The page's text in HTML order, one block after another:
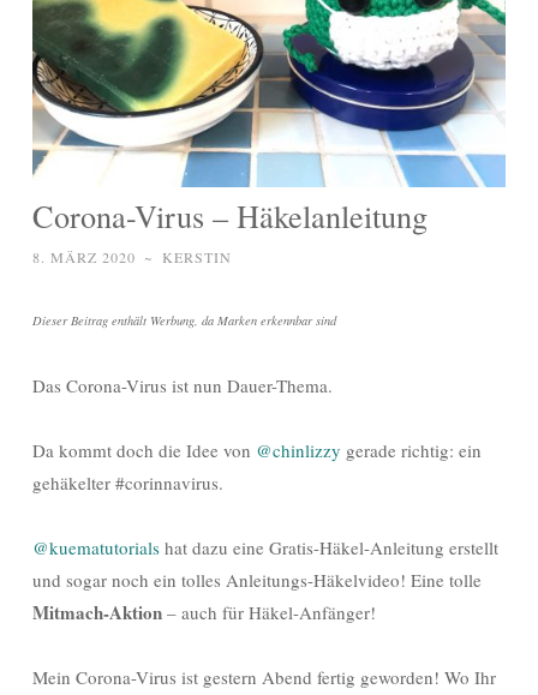
Corona-Virus – Häkelanleitung
8. MÄRZ 2020 ~ KERSTIN
Dieser Beitrag enthält Werbung, da Marken erkennbar sind
Das Corona-Virus ist nun Dauer-Thema.
Da kommt doch die Idee von @chinlizzy gerade richtig: ein
gehäkelter #corinnavirus.
@kuematutorials hat dazu eine Gratis-Häkel-Anleitung erstellt
und sogar noch ein tolles Anleitungs-Häkelvideo! Eine tolle
Mitmach-Aktion – auch für Häkel-Anfänger!
Mein Corona-Virus ist gestern Abend fertig geworden! Wo Ihr